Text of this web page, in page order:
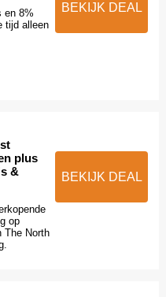
en 8%
tijd alleen
BEKIJK DEAL
plus
&
op
The North
BEKIJK DEAL